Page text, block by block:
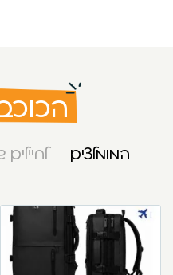
המומלצים לחיילים